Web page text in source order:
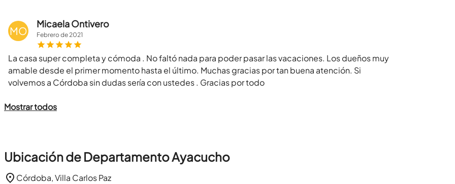
MO
Micaela Ontivero
Febrerode2021
La casa super completa y cómoda . No faltó nada para poder pasar las vacaciones. Los dueños muy
amable desde el primer momento hasta el último. Muchas gracias por tan buena atención. Si
volvemos a Córdoba sin dudas sería con ustedes . Gracias por todo
Mostrar todos
Ubicación de Departamento Ayacucho
Córdoba, Villa Carlos Paz